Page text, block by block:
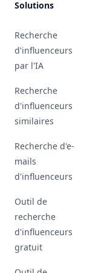
Solutions
Recherche
d'influenceurs
par l'IA
Recherche
d'influenceurs
similaires
Recherche d'e-
mails
d'influenceurs
Outil de
recherche
d'influenceurs
gratuit